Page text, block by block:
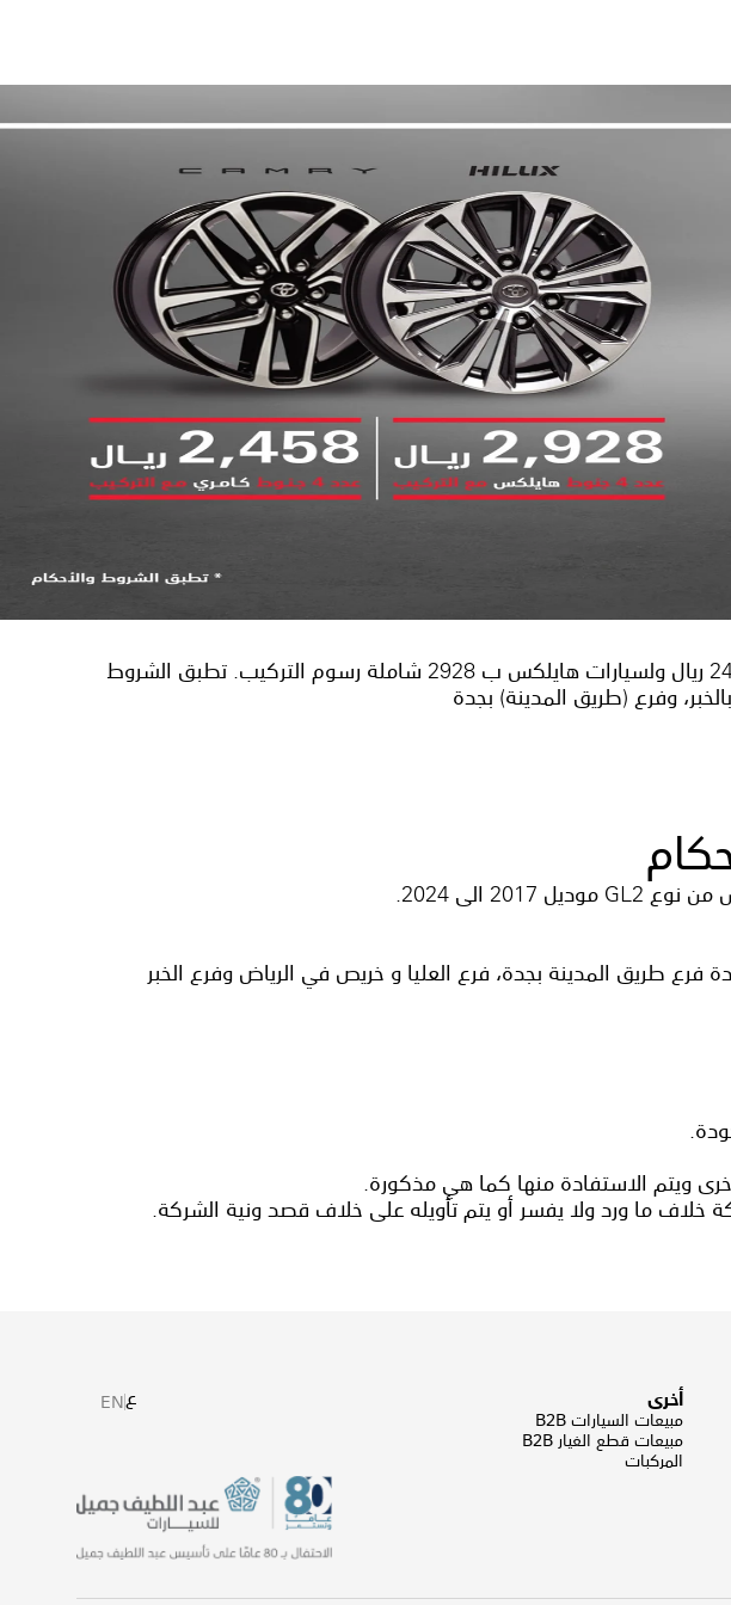
" تألق بجنوط مميزة لسيارتك " جنوط معتمدة من تويوتا لفترة محدودة لسيارات كامري ب 2458 ريال ولسيارات هايلكس ب 2928 شاملة رسوم التركيب. تطبق الشروط
وفرع (طريق المدينة) بجدة
فرع طريق المدينة بجدة، فرع العليا و خريص في الرياض وفرع الخبر
ويتم الاستفادة منها كما هي مذكورة.
خلاف ما ورد ولا يفسر أو يتم تأويله على خلاف قصد ونية الشركة.
أخرى
مبيعات السيارات B2B
مبيعات قطع الغيار B2B
المركبات
ع EN